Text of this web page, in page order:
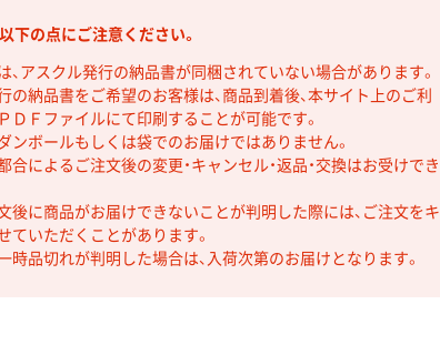
下の点にご注意ください。
、アスクル発行の納品書が同梱されていない場合があります。
の納品書をご希望のお客様は、商品到着後、本サイト上のご利
ＤＦファイルにて印刷することが可能です。
ンボールもしくは袋でのお届けではありません。
合によるご注文後の変更・キャンセル・返品・交換はお受けでき
後に商品がお届けできないことが判明した際には、ご注文をキ
ていただくことがあります。
時品切れが判明した場合は、入荷次第のお届けとなります。